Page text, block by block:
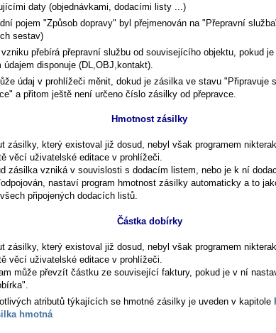
daty (objednávkami, dodacími listy ...)
pojem "Způsob dopravy" byl přejmenován na "Přepravní
sestav)
přebírá přepravní službu od souvisejícího objektu, pokud
disponuje (DL,OBJ,kontakt).
údaj v prohlížeči měnit, dokud je zásilka ve stavu "Připravuje
a přitom ještě není určeno číslo zásilky od přepravce.
Hmotnost zásilky
zásilky, který existoval již dosud, nebyl však programem
věcí uživatelské editace v prohlížeči.
zásilka vzniká v souvislosti s dodacím listem, nebo je k ní
nastaví program hmotnost zásilky automaticky a to
připojených dodacích listů.
Částka dobírky
zásilky, který existoval již dosud, nebyl však programem
věcí uživatelské editace v prohlížeči.
může převzít částku ze související faktury, pokud je v ní
atributů týkajících se hmotné zásilky je uveden v kapitole
hmotná